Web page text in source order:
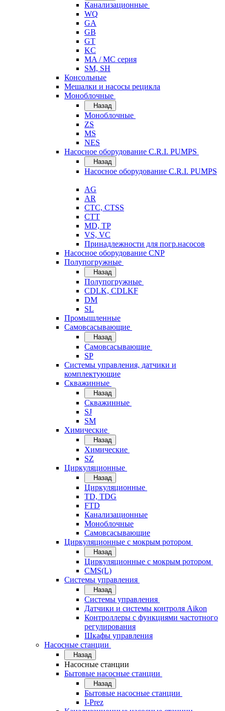
Канализационные
WQ
GA
GB
GT
KC
MA / MC серия
SM, SH
Консольные
Мешалки и насосы рецикла
Моноблочные
Назад
Моноблочные
ZS
MS
NES
Насосное оборудование C.R.I. PUMPS
Назад
Насосное оборудование C.R.I. PUMPS
AG
AR
CTC, CTSS
CTT
MD, TP
VS, VC
Принадлежности для погр.насосов
Насосное оборудование CNP
Полупогружные
Назад
Полупогружные
CDLK, CDLKF
DM
SL
Промышленные
Самовсасывающие
Назад
Самовсасывающие
SP
Системы управления, датчики и
комплектующие
Скважинные
Назад
Скважинные
SJ
SM
Химические
Назад
Химические
SZ
Циркуляционные
Назад
Циркуляционные
TD, TDG
FTD
Канализационные
Моноблочные
Самовсасывающие
Циркуляционные с мокрым ротором
Назад
Циркуляционные с мокрым ротором
CMS(L)
Системы управления
Назад
Системы управления
Датчики и системы контроля Aikon
Контроллеры с функциями частотного
регулирования
Шкафы управления
Насосные станции
Назад
Насосные станции
Бытовые насосные станции
Назад
Бытовые насосные станции
I-Prez